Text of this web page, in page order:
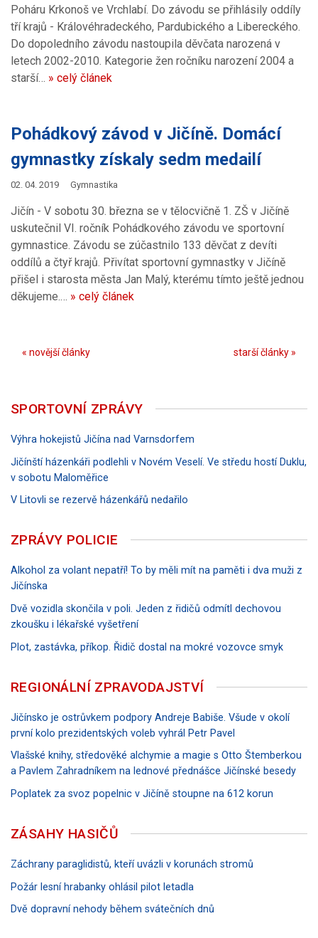
Poháru Krkonoš ve Vrchlabí. Do závodu se přihlásily oddíly
tří krajů - Královéhradeckého, Pardubického a Libereckého.
Do dopoledního závodu nastoupila děvčata narozená v
letech 2002-2010. Kategorie žen ročníku narození 2004 a
starší… » celý článek
Pohádkový závod v Jičíně. Domácí
gymnastky získaly sedm medailí
02. 04. 2019 Gymnastika
Jičín - V sobotu 30. března se v tělocvičně 1. ZŠ v Jičíně
uskutečnil VI. ročník Pohádkového závodu ve sportovní
gymnastice. Závodu se zúčastnilo 133 děvčat z devíti
oddílů a čtyř krajů. Přivítat sportovní gymnastky v Jičíně
přišel i starosta města Jan Malý, kterému tímto ještě jednou
děkujeme.… » celý článek
« novější články starší články »
SPORTOVNÍ ZPRÁVY
Výhra hokejistů Jičína nad Varnsdorfem
Jičínští házenkáři podlehli v Novém Veselí. Ve středu hostí Duklu,
v sobotu Maloměřice
V Litovli se rezervě házenkářů nedařilo
ZPRÁVY POLICIE
Alkohol za volant nepatří! To by měli mít na paměti i dva muži z
Jičínska
Dvě vozidla skončila v poli. Jeden z řidičů odmítl dechovou
zkoušku i lékařské vyšetření
Plot, zastávka, příkop. Řidič dostal na mokré vozovce smyk
REGIONÁLNÍ ZPRAVODAJSTVÍ
Jičínsko je ostrůvkem podpory Andreje Babiše. Všude v okolí
první kolo prezidentských voleb vyhrál Petr Pavel
Vlašské knihy, středověké alchymie a magie s Otto Štemberkou
a Pavlem Zahradníkem na lednové přednášce Jičínské besedy
Poplatek za svoz popelnic v Jičíně stoupne na 612 korun
ZÁSAHY HASIČŮ
Záchrany paraglidistů, kteří uvázli v korunách stromů
Požár lesní hrabanky ohlásil pilot letadla
Dvě dopravní nehody během svátečních dnů